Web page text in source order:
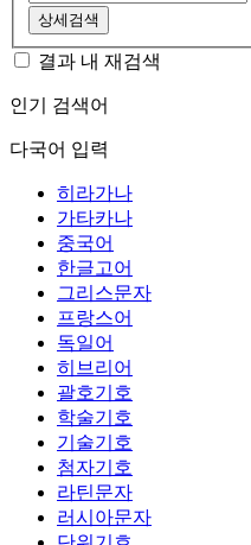
상세검색
결과 내 재검색
인기 검색어
다국어 입력
히라가나
가타카나
중국어
한글고어
그리스문자
프랑스어
독일어
히브리어
괄호기호
학술기호
기술기호
첨자기호
라틴문자
러시아문자